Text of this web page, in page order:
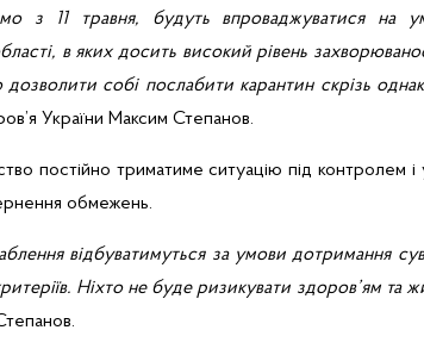
з 11 травня, будуть впроваджуватисяна
, в яких досить високий рівень
дозволити собі послабитикарантин скрізь
України Максим Степанов.
постійно триматиме ситуацію під контролемі
обмежень.
відбуватимутьсяза умови дотримання
. Ніхтоне буде ризикувати здоров’ямта